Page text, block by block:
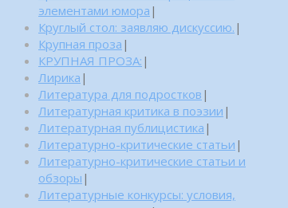
элементами юмора |
Круглый стол: заявляю дискуссию. |
Крупная проза |
КРУПНАЯ ПРОЗА: |
Лирика |
Литература для подростков |
Литературная критика в поэзии |
Литературная публицистика |
Литературно-критические статьи |
Литературно-критические статьи и
обзоры |
Литературные конкурсы: условия,